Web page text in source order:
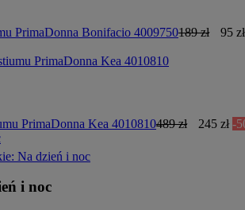
PrimaDonna Bonifacio 4009750189 zł 95 zł
PrimaDonna Kea 4010810489 zł 245 zł -
Na dzień i noc
i noc